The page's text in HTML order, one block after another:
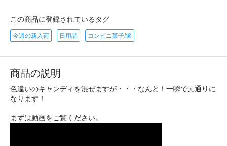
この商品に登録されているタグ
今週の新入荷 日用品 コンビニ菓子/箸
商品の説明
色違いのキャンディを混ぜますが・・・なんと！一瞬で元通りに
なります！
まずは動画をご覧ください。